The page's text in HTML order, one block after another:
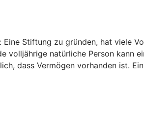
Stiftung zu gründen, hat viele
volljährige natürliche Person kann
dass Vermögen vorhanden ist.